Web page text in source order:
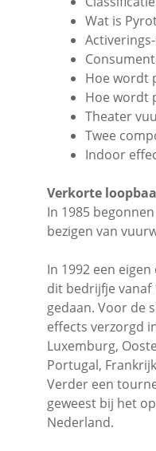
Wat is
Hoe wordt
Hoe wordt
Theater
Twee
Indoor
Verkorte
In 1985
bezigen van
In 1992 een
dit bedrijfje vanaf
gedaan. Voor de
effects verzorgd
Luxemburg,
Portugal,
Verder een
geweest bij het
Nederland.